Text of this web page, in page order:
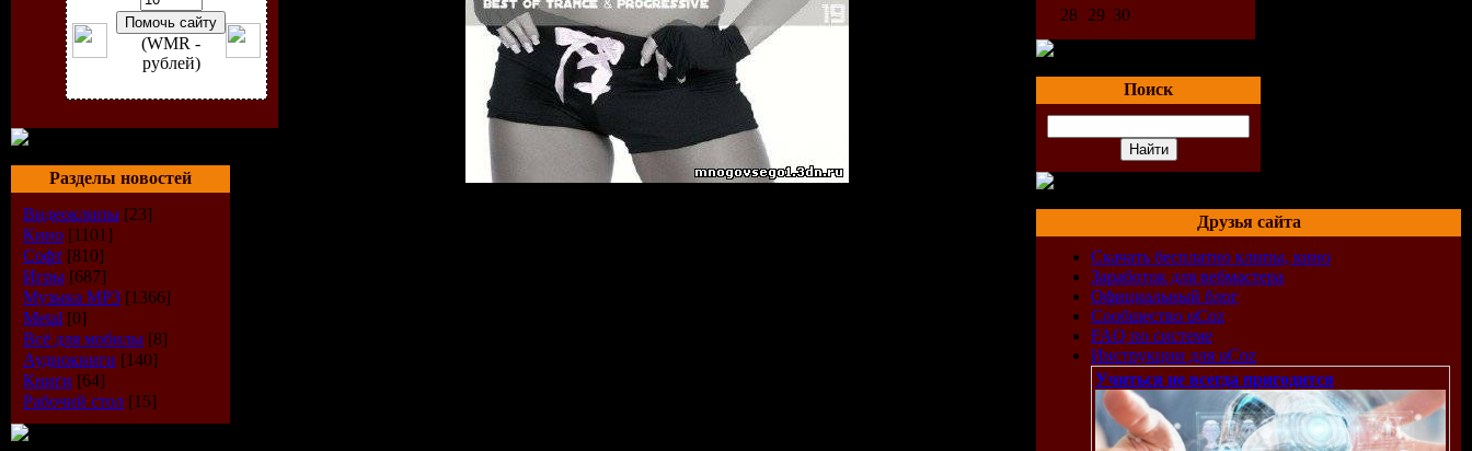
(WMR -
рублей)
Разделы новостей
Видеоклипы [23]
Кино [1101]
Софт [810]
Игры [687]
Музыка МР3 [1366]
Metal [0]
Всё для мобилы [8]
Аудиокниги [140]
Книги [64]
Рабочий стол [15]
28 29 30
Поиск
Друзья сайта
Скачать бесплатно клипы, кино
Заработок для вебмастера
Официальный блог
Сообщество uCoz
FAQ по системе
Инструкции для uCoz
Учиться не всегда пригодится